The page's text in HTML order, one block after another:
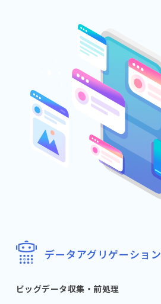
データアグリゲーション
ビッグデータ収集・前処理